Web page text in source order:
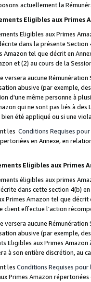
actuellement la
Eligibles aux Primes
Eligibles aux Primes
dans la présente Section
Amazon tel que décrit en
et (2) au cours de la
versera aucune
abusive (par exemple,
d'une même personne à
qui ne sont pas liés à des
bien été appliqué ou si une
les Conditions Requises
en Annexe, en
Eligibles aux Primes
éligibles aux primes
dans cette section 4(b) en
Primes Amazon tel que
client effectue l'action
versera aucune
abusive (par exemple,
Eligibles aux Primes
à son entière discrétion, au
les Conditions Requises
Primes Amazon